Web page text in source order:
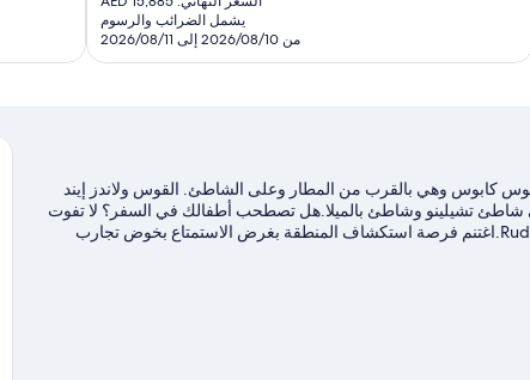
هو
AED
11,754
يشمل الضرائب والرسوم
من 2026/08/10 إلى 2026/08/11
كابوس وهي بالقرب من المطار وعلى الشاطئ. القوس ولاندز إيند
شاطئ تشيلينو وشاطئ بالميلا.هل تصطحب أطفالك في السفر؟ لا تفوت
زيارة شاطئ سانتا ماريا، أو استمتع بحدث أو مباراة في Rudos Gym.اغتنم فرصة استكشاف المنطقة بغرض الاستمتاع بخوض تجارب